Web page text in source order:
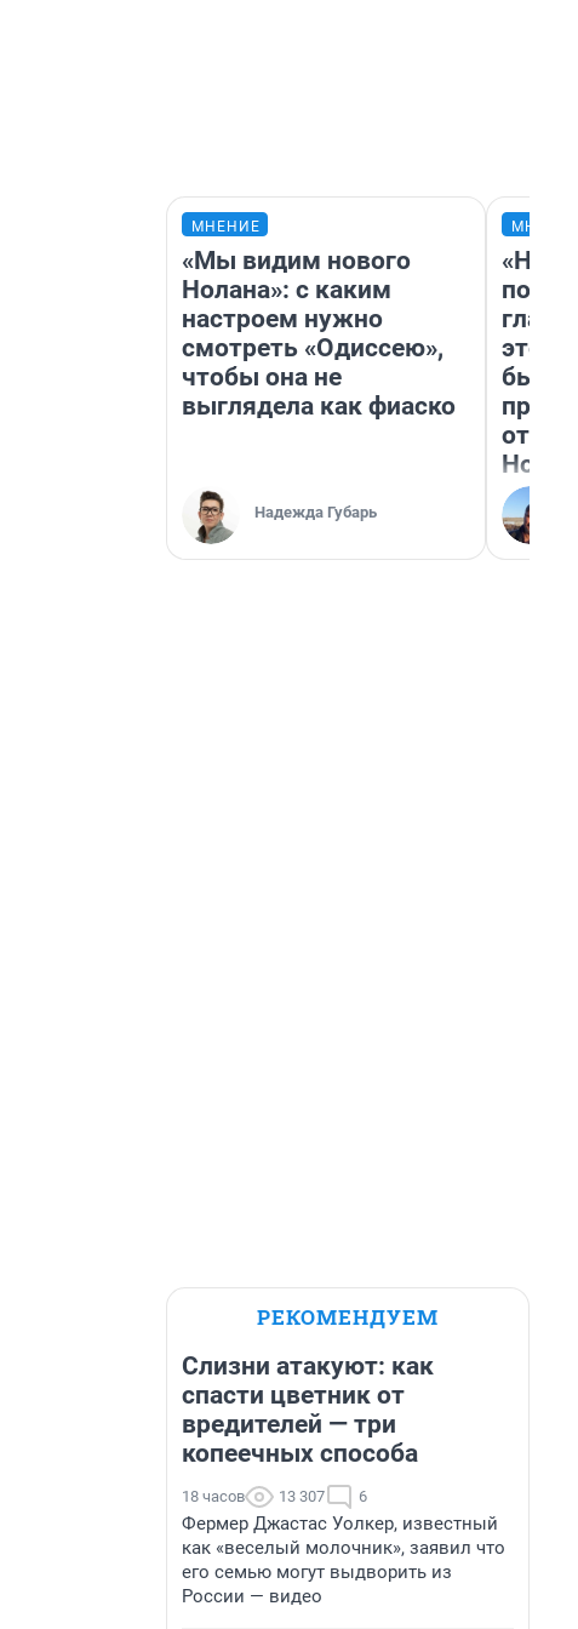
МНЕНИЕ
«Мы видим нового
Нолана»: с каким
настроем нужно
смотреть «Одиссею»,
чтобы она не
выглядела как фиаско
Надежда Губарь
этого
бьет
РЕКОМЕНДУЕМ
Слизни атакуют: как
спасти цветник от
вредителей — три
копеечных способа
18 часов 13 307 6
Фермер Джастас Уолкер, известный
как «веселый молочник», заявил что
его семью могут выдворить из
России — видео